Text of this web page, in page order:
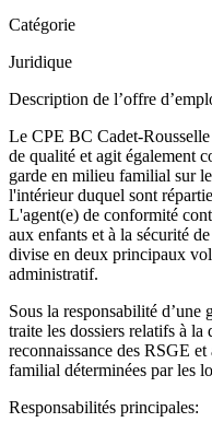
Catégorie
Juridique
Description de l’offre
Le CPE BC Cadet-
de qualité et agit également
garde en milieu familial sur
l'intérieur duquel sont
L'agent(e) de conformité
aux enfants et à la sécurité
divise en deux principaux
administratif.
Sous la responsabilité d’une
traite les dossiers relatifs à
reconnaissance des RSGE
familial déterminées par les
Responsabilités principales: